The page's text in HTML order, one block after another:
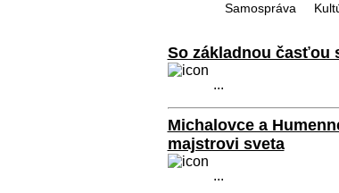
Samospráva
So základnou časťou
...
Michalovce a
majstrovi sveta
...